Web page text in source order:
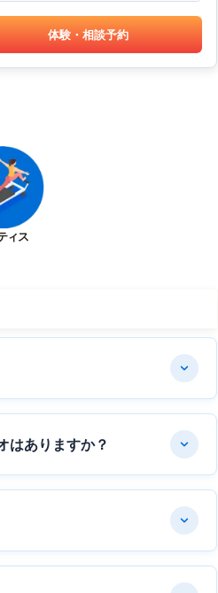
体験・相談予約
ィス
はありますか？